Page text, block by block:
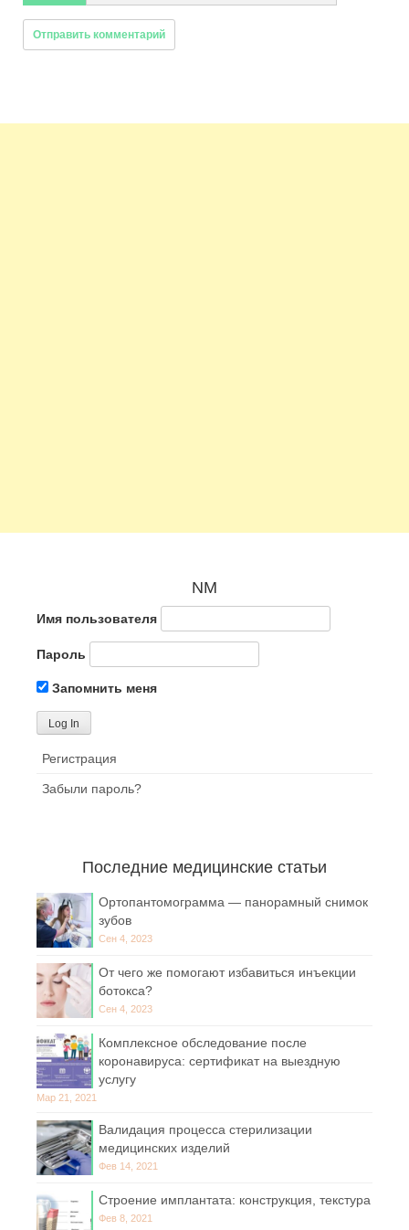
NM
Имя пользователя
Пароль
Запомнить меня
Регистрация
Забыли пароль?
Последние медицинские статьи
Ортопантомограмма — панорамный снимок
зубов
Сен 4, 2023
От чего же помогают избавиться инъекции
ботокса?
Сен 4, 2023
Комплексное обследование после
коронавируса: сертификат на выездную
услугу
Мар 21, 2021
Валидация процесса стерилизации
медицинских изделий
Фев 14, 2021
Строение имплантата: конструкция, текстура
Фев 8, 2021